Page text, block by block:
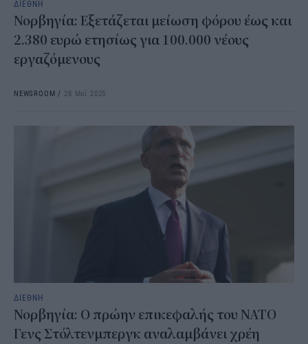
ΔΙΕΘΝΗ
Νορβηγία: Εξετάζεται μείωση φόρου έως και
2.380 ευρώ ετησίως για 100.000 νέους
εργαζόμενους
NEWSROOM / 28 Μαΐ 2025
ΔΙΕΘΝΗ
Νορβηγία: Ο πρώην επικεφαλής του ΝΑΤΟ
Γενς Στόλτενμπεργκ αναλαμβάνει χρέη